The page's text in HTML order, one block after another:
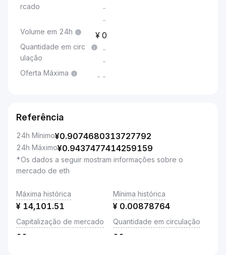
rcado
-
-
Volume em 24h 0
Quantidade em circ
ulação
-
-
Oferta Máxima --
Referência
24h Mínimo¥0.9074680313727792
24h Máximo¥0.9437477414259159
*Os dados a seguir mostram informações sobre o
mercado de eth
Máxima histórica
¥ 14,101.51
Mínima histórica
¥ 0.00878764
Capitalização de mercado
--
Quantidade em circulação
--